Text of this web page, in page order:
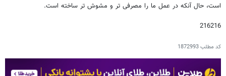
است، حال آنکه در عمل ما را مصرفی تر و مشوش تر ساخته است.
216216
کد مطلب1872993